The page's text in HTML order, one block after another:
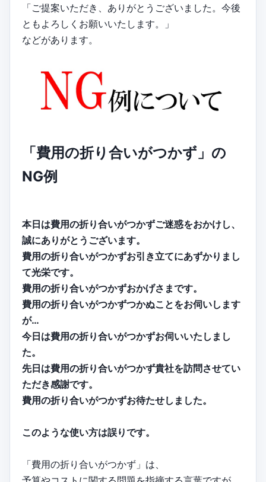
「ご提案いただき、ありがとうございました。今後
ともよろしくお願いいたします。」
などがあります。
「費用の折り合いがつかず」の
NG例
本日は費用の折り合いがつかずご迷惑をおかけし、
誠にありがとうございます。
費用の折り合いがつかずお引き立てにあずかりまし
て光栄です。
費用の折り合いがつかずおかげさまです。
費用の折り合いがつかずつかぬことをお伺いします
が…
今日は費用の折り合いがつかずお伺いいたしまし
た。
先日は費用の折り合いがつかず貴社を訪問させてい
ただき感謝です。
費用の折り合いがつかずお待たせしました。
このような使い方は誤りです。
「費用の折り合いがつかず」は、